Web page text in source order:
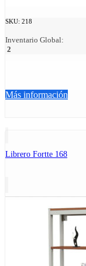
SKU: 218
Inventario Global:
2
Más información
Librero Fortte 168